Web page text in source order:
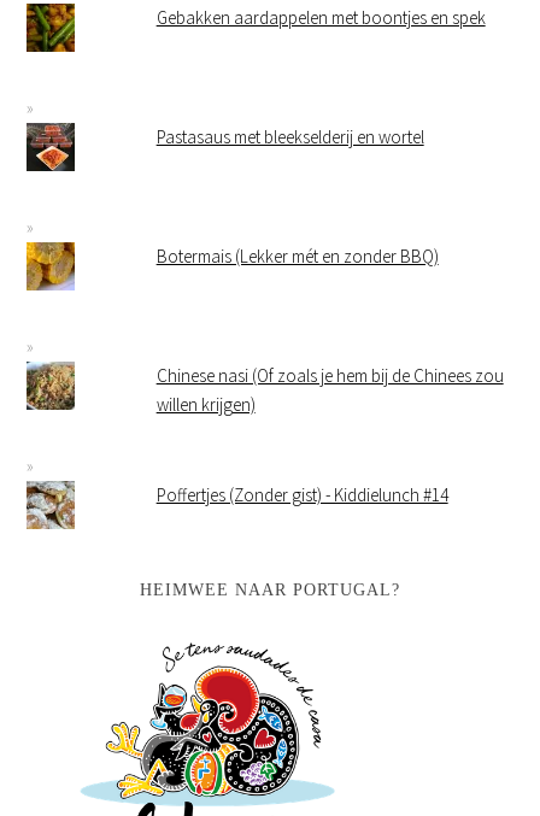
Gebakken aardappelen met boontjes en spek
Pastasaus met bleekselderij en wortel
Botermais (Lekker mét en zonder BBQ)
Chinese nasi (Of zoals je hem bij de Chinees zou
willen krijgen)
Poffertjes (Zonder gist) - Kiddielunch #14
HEIMWEE NAAR PORTUGAL?